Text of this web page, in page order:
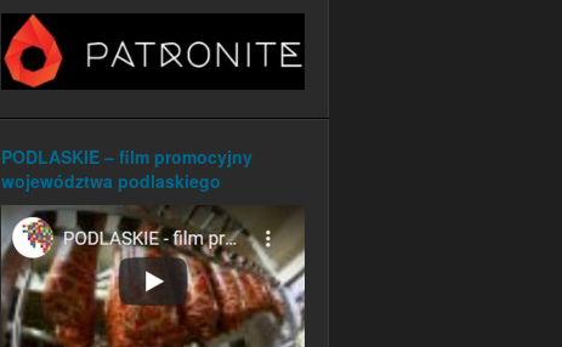
PODLASKIE – film promocyjny
województwa podlaskiego